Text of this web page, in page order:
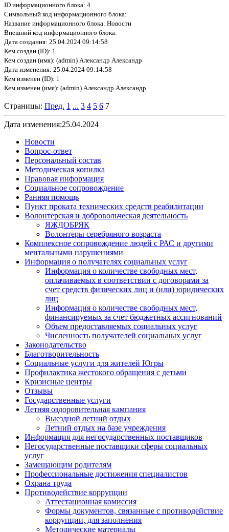
ID информационного блока: 4
Символьный код информационного блока:
Название информационного блока: Новости
Внешний код информационного блока:
Дата создания: 25.04.2024 09:14:58
Кем создан (ID): 1
Кем создан (имя): (admin) Александр Александр
Дата изменения: 25.04.2024 09:14:58
Кем изменен (ID): 1
Кем изменен (имя): (admin) Александр Александр
Страницы: Пред. 1 ... 3 4 5 6 7
Дата изменения:25.04.2024
Новости
Вопрос-ответ
Персональный состав
Методическая копилка
Правовая информация
Социальное сопровождение
Ранняя помощь
Пункт проката технических средств реабилитации
Волонтерская и добровольческая деятельность
ЯЖДОБРЯК
Волонтеры серебряного возраста
Комплексное сопровождение людей с РАС и другими
ментальными нарушениями
Информация о получателях социальных услуг
Информация о количестве свободных мест,
оплачиваемых в соответствии с договорами за
счет средств физических лиц и (или) юридических
лиц
Информация о количестве свободных мест,
финансируемых за счет бюджетных ассигнований
Объем предоставляемых социальных услуг
Численность получателей социальных услуг
Законодательство
Благотворительность
Социальные услуги для жителей Югры
Профилактика жестокого обращения с детьми
Кризисные центры
Отзывы
Государственные услуги
Летняя оздоровительная кампания
Выездной летний отдых
Летний отдых на базе учреждения
Информация для негосударственных поставщиков
Негосударственные поставщики сферы социальных
услуг
Замещающим родителям
Профессиональные достижения специалистов
Охрана труда
Противодействие коррупции
Аттестационная комиссия
Формы документов, связанные с противодействие
коррупции, для заполнения
Методические материалы